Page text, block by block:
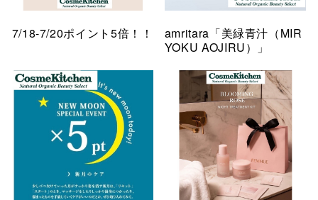
7/18-7/20ポイント5倍！！
amritara「美緑青汁（MIR
YOKU AOJIRU）」